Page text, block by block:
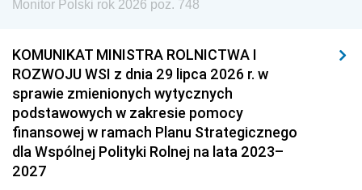
Monitor Polski rok 2026 poz. 748
KOMUNIKAT MINISTRA ROLNICTWA I
ROZWOJU WSI z dnia 29 lipca 2026 r. w
sprawie zmienionych wytycznych
podstawowych w zakresie pomocy
finansowej w ramach Planu Strategicznego
dla Wspólnej Polityki Rolnej na lata 2023–
2027